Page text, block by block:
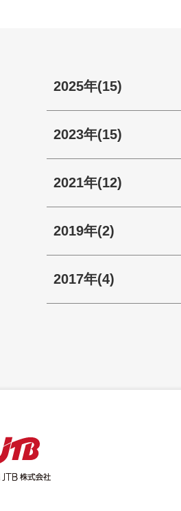
2025年(15)
2023年(15)
2021年(12)
2019年(2)
2017年(4)